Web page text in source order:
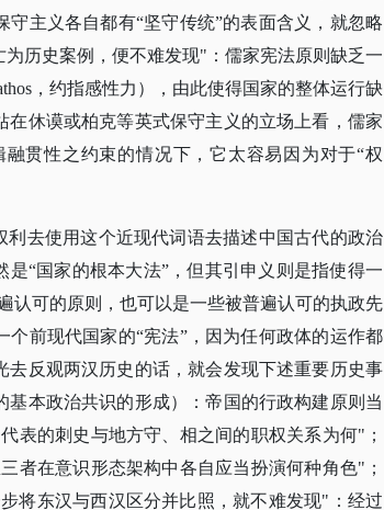
主义各自都有“坚守传统”的表面含义，就忽略
历史案例，便不难发现"：儒家宪法原则缺乏一
，约指感性力），由此使得国家的整体运行缺
休谟或柏克等英式保守主义的立场上看，儒家
贯性之约束的情况下，它太容易因为对于“权
利去使用这个近现代词语去描述中国古代的政治
“国家的根本大法”，但其引申义则是指使得一
认可的原则，也可以是一些被普遍认可的执政先
前现代国家的“宪法”，因为任何政体的运作都
反观两汉历史的话，就会发现下述重要历史事
本政治共识的形成）：帝国的行政构建原则当
表的刺史与地方守、相之间的职权关系为何"；
者在意识形态架构中各自应当扮演何种角色"；
将东汉与西汉区分并比照，就不难发现"：经过